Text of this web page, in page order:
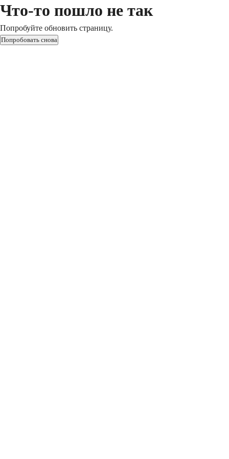
Что-то пошло не так
Попробуйте обновить страницу.
Попробовать снова